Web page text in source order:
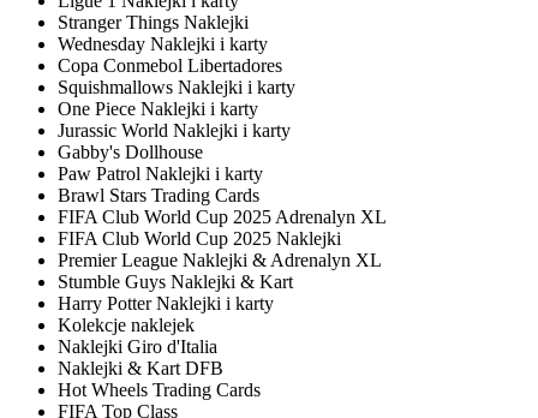
Stranger Things Naklejki
Wednesday Naklejki i karty
Copa Conmebol Libertadores
Squishmallows Naklejki i karty
One Piece Naklejki i karty
Jurassic World Naklejki i karty
Gabby's Dollhouse
Paw Patrol Naklejki i karty
Brawl Stars Trading Cards
FIFA Club World Cup 2025 Adrenalyn XL
FIFA Club World Cup 2025 Naklejki
Premier League Naklejki & Adrenalyn XL
Stumble Guys Naklejki & Kart
Harry Potter Naklejki i karty
Kolekcje naklejek
Naklejki Giro d'Italia
Naklejki & Kart DFB
Hot Wheels Trading Cards
FIFA Top Class